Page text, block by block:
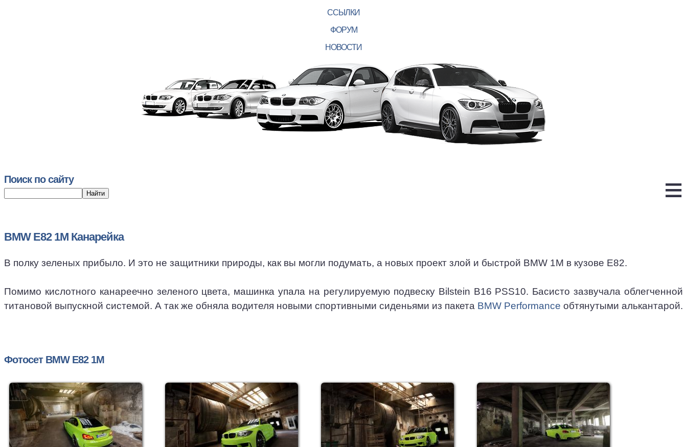
ССЫЛКИ
ФОРУМ
НОВОСТИ
Поиск по сайту
BMW E82 1M Канарейка
В полку зеленых прибыло. И это не защитники природы, как вы могли подумать, а новых проект злой и быстрой BMW 1M в кузове E82.
Помимо кислотного канареечно зеленого цвета, машинка упала на регулируемую подвеску Bilstein B16 PSS10. Басисто зазвучала облегченной
титановой выпускной системой. А так же обняла водителя новыми спортивными сиденьями из пакета BMW Performance обтянутыми алькантарой.
Фотосет BMW E82 1M